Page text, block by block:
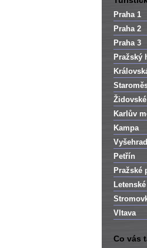
Praha 1
Praha 2
Praha 3
Pražský
Karlův
Kampa
Vyšehrad
Petřín
Pražské
Vltava
Co vás